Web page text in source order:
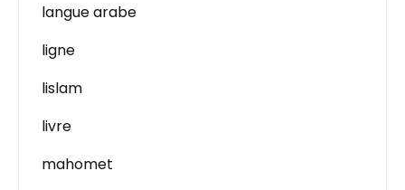
langue arabe
ligne
lislam
livre
mahomet